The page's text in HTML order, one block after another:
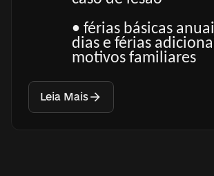
• férias básicas
dias e férias
motivos familiares
Leia Mais